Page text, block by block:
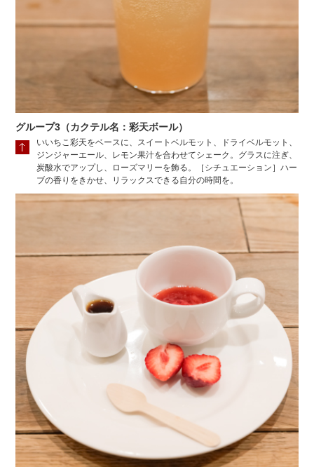
グループ3（カクテル名：彩天ボール）
いいちこ彩天をベースに、スイートベルモット、ドライベルモット、
ジンジャーエール、レモン果汁を合わせてシェーク。グラスに注ぎ、
炭酸水でアップし、ローズマリーを飾る。［シチュエーション］ハー
ブの香りをきかせ、リラックスできる自分の時間を。